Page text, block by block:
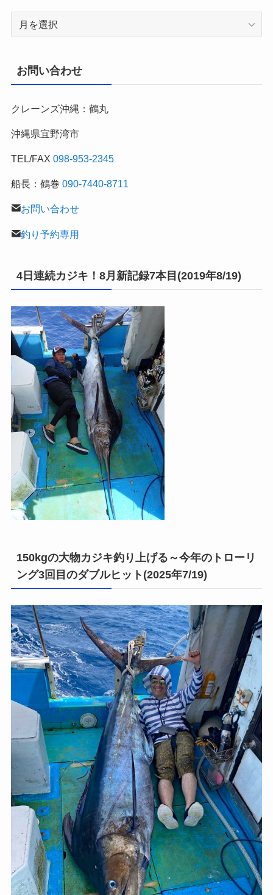
2007
月
別
釣
記
お問い合わせ
クレーンズ沖縄：鶴丸
沖縄県宜野湾市
TEL/FAX 098-953-2345
船長：鶴巻 090-7440-8711
お問い合わせ
釣り予約専用
4日連続カジキ！8月新記録7本目(2019年8/19)
150kgの大物カジキ釣り上げる～今年のトローリ
ング3回目のダブルヒット(2025年7/19)